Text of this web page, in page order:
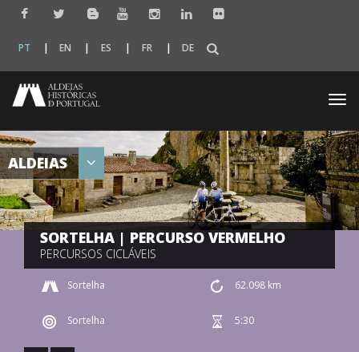
PT EN ES FR DE
ALDEIAS
SORTELHA | PERCURSO VERMELHO
PERCURSOS CICLÁVEIS
Sortelha 62.098 km
Sortelha 5:30